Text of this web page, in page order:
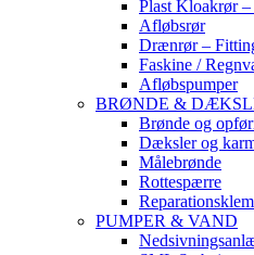
Plast Kloakrør
Afløbsrør
Drænrør –
Faskine /
Afløbspumper
BRØNDE &
Brønde og
Dæksler og
Målebrønde
Rottespærre
PUMPER & VAND